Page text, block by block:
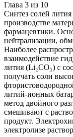
Глава 3 из 10
Синтез солей
производстве
фармацевтики.
нейтрализации,
Наиболее
взаимодействие
лития (Li₂CO₃) с
получать соли
литий-ионных
метод двойного
смешивают с
продукт.
электролизе